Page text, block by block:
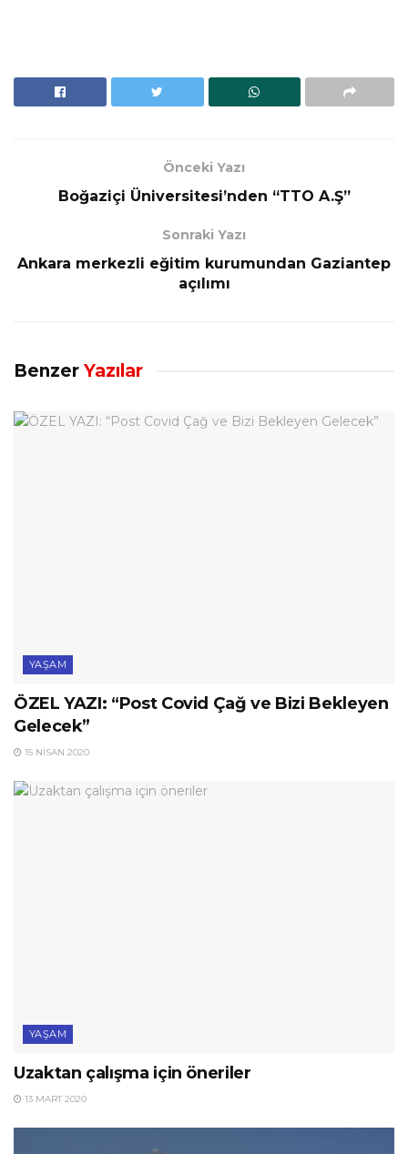
Önceki Yazı
Boğaziçi Üniversitesi’nden “TTO A.Ş”
Sonraki Yazı
Ankara merkezli eğitim kurumundan Gaziantep
açılımı
Benzer Yazılar
YAŞAM
ÖZEL YAZI: “Post Covid Çağ ve Bizi Bekleyen
Gelecek”
15 NISAN 2020
YAŞAM
Uzaktan çalışma için öneriler
13 MART 2020